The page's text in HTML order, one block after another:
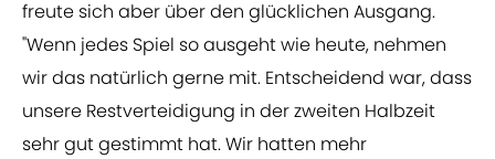
freute sich aber über den glücklichen Ausgang.
"Wenn jedes Spiel so ausgeht wie heute, nehmen
wir das natürlich gerne mit. Entscheidend war, dass
unsere Restverteidigung in der zweiten Halbzeit
sehr gut gestimmt hat. Wir hatten mehr